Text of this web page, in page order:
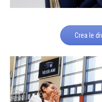
Crea le